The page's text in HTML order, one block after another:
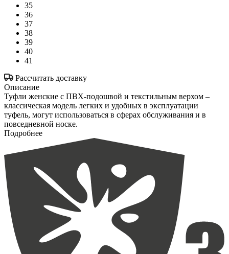
35
36
37
38
39
40
41
Рассчитать доставку
Описание
Туфли женские с ПВХ-подошвой и текстильным верхом –
классическая модель легких и удобных в эксплуатации
туфель, могут использоваться в сферах обслуживания и в
повседневной носке.
Подробнее